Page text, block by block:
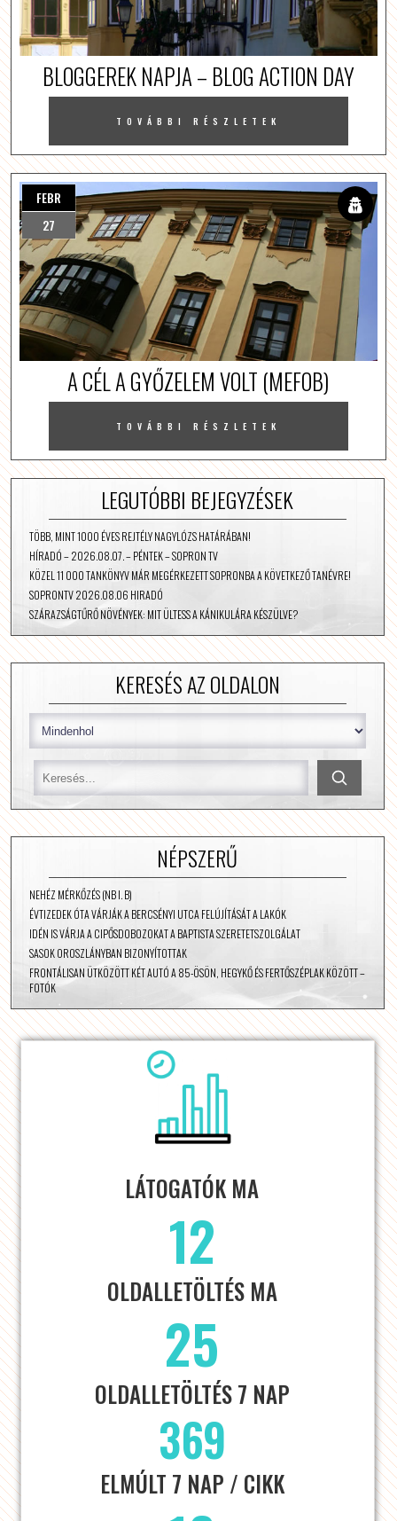
BLOGGEREK NAPJA – BLOG ACTION DAY
TOVÁBBI RÉSZLETEK
FEBR
27
A CÉL A GYŐZELEM VOLT (MEFOB)
TOVÁBBI RÉSZLETEK
LEGUTÓBBI BEJEGYZÉSEK
TÖBB, MINT 1000 ÉVES REJTÉLY NAGYLÓZS HATÁRÁBAN!
HÍRADÓ – 2026.08.07. – PÉNTEK – SOPRON TV
KÖZEL 11 000 TANKÖNYV MÁR MEGÉRKEZETT SOPRONBA A KÖVETKEZŐ TANÉVRE!
SOPRONTV 2026.08.06 HIRADÓ
SZÁRAZSÁGTŰRŐ NÖVÉNYEK: MIT ÜLTESS A KÁNIKULÁRA KÉSZÜLVE?
KERESÉS AZ OLDALON
NÉPSZERŰ
NEHÉZ MÉRKŐZÉS (NB I. B)
ÉVTIZEDEK ÓTA VÁRJÁK A BERCSÉNYI UTCA FELÚJÍTÁSÁT A LAKÓK
IDÉN IS VÁRJA A CIPŐSDOBOZOKAT A BAPTISTA SZERETETSZOLGÁLAT
SASOK OROSZLÁNYBAN BIZONYÍTOTTAK
FRONTÁLISAN ÜTKÖZÖTT KÉT AUTÓ A 85-ÖSÖN, HEGYKŐ ÉS FERTŐSZÉPLAK KÖZÖTT –
FOTÓK
LÁTOGATÓK MA
12
OLDALLETÖLTÉS MA
25
OLDALLETÖLTÉS 7 NAP
369
ELMÚLT 7 NAP / CIKK